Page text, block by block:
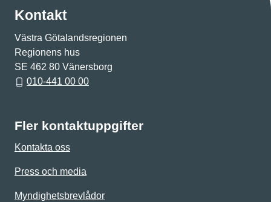
Kontakt
Västra Götalandsregionen
Regionens hus
SE 462 80 Vänersborg
010-441 00 00
Fler kontaktuppgifter
Kontakta oss
Press och media
Myndighetsbrevlådor